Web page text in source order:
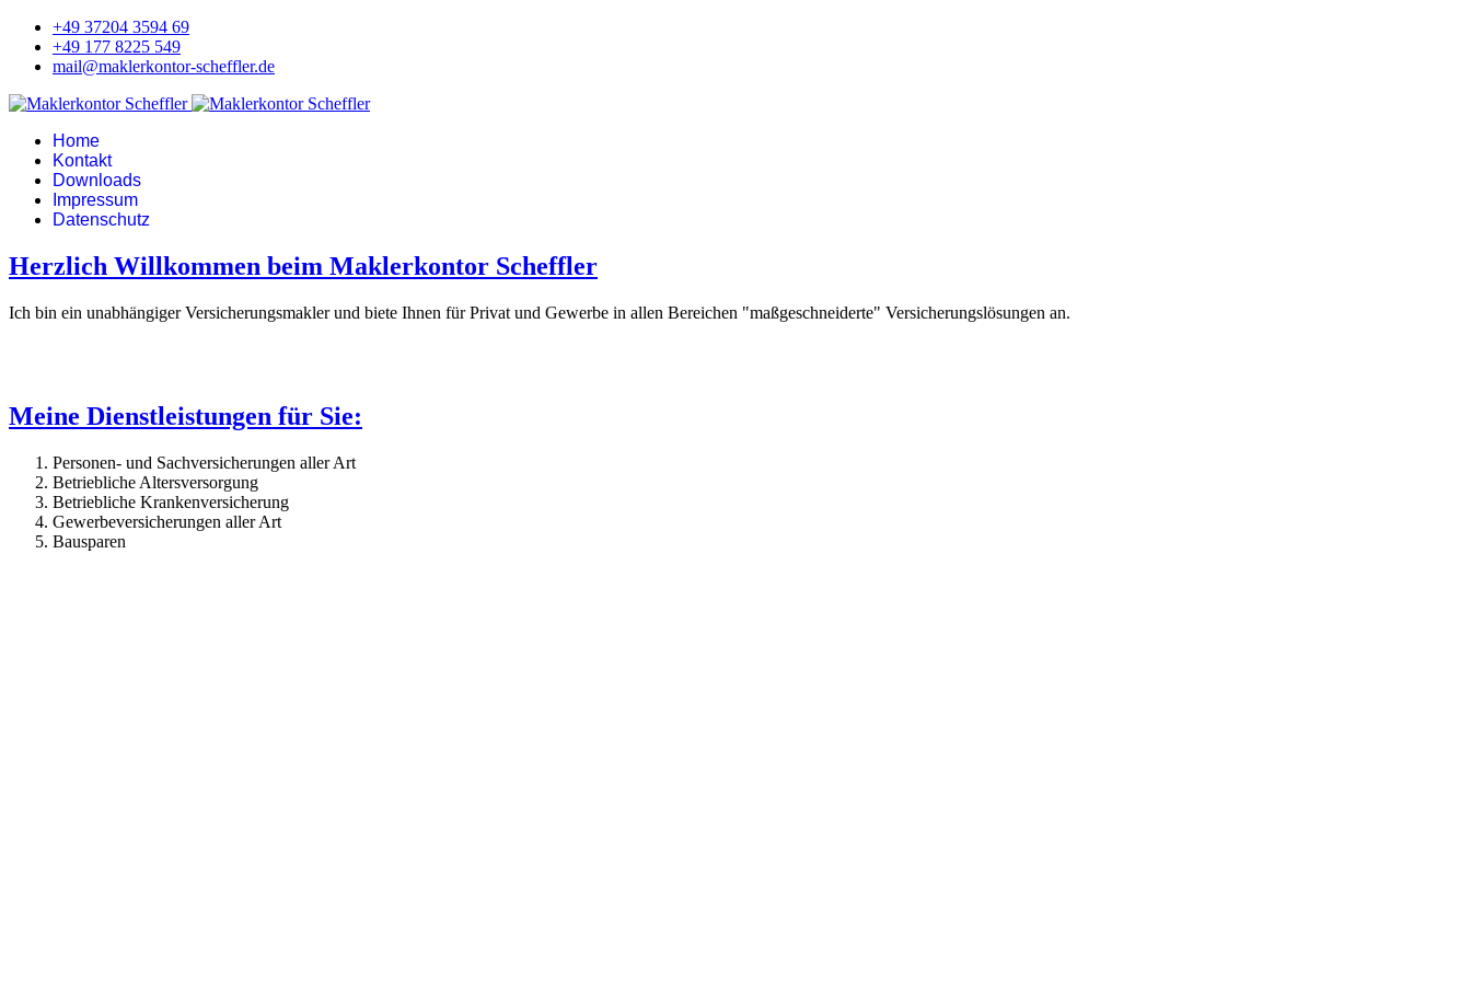
+49 37204 3594 69
+49 177 8225 549
mail@maklerkontor-scheffler.de
Home
Kontakt
Downloads
Impressum
Datenschutz
Herzlich Willkommen beim Maklerkontor Scheffler
Ich bin ein unabhängiger Versicherungsmakler und biete Ihnen für Privat und Gewerbe in allen Bereichen "maßgeschneiderte" Versicherungslösungen an.
Meine Dienstleistungen für Sie:
Personen- und Sachversicherungen aller Art
Betriebliche Altersversorgung
Betriebliche Krankenversicherung
Gewerbeversicherungen aller Art
Bausparen